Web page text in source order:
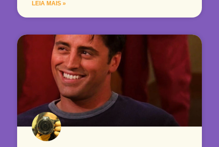
LEIA MAIS »